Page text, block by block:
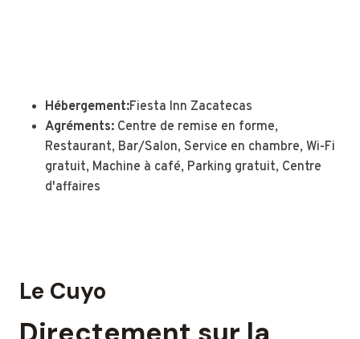
Hébergement:Fiesta Inn Zacatecas
Agréments: Centre de remise en forme,
Restaurant, Bar/Salon, Service en chambre, Wi-Fi
gratuit, Machine à café, Parking gratuit, Centre
d'affaires
Le Cuyo